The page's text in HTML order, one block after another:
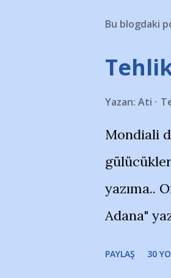
Bu blogdaki
Yazan: Ati
Mondiali
yazıma..
Adana"
PAYLAŞ 30